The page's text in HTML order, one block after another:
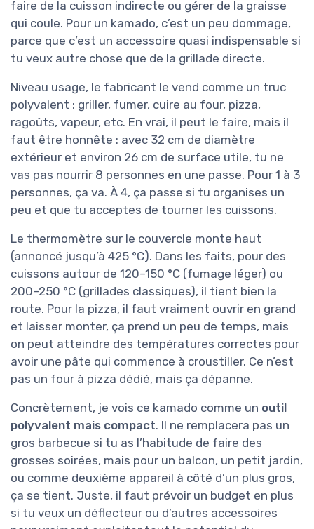
faire de la cuisson indirecte ou gérer de la graisse
qui coule. Pour un kamado, c’est un peu dommage,
parce que c’est un accessoire quasi indispensable si
tu veux autre chose que de la grillade directe.
Niveau usage, le fabricant le vend comme un truc
polyvalent : griller, fumer, cuire au four, pizza,
ragoûts, vapeur, etc. En vrai, il peut le faire, mais il
faut être honnête : avec 32 cm de diamètre
extérieur et environ 26 cm de surface utile, tu ne
vas pas nourrir 8 personnes en une passe. Pour 1 à 3
personnes, ça va. À 4, ça passe si tu organises un
peu et que tu acceptes de tourner les cuissons.
Le thermomètre sur le couvercle monte haut
(annoncé jusqu’à 425 °C). Dans les faits, pour des
cuissons autour de 120–150 °C (fumage léger) ou
200–250 °C (grillades classiques), il tient bien la
route. Pour la pizza, il faut vraiment ouvrir en grand
et laisser monter, ça prend un peu de temps, mais
on peut atteindre des températures correctes pour
avoir une pâte qui commence à croustiller. Ce n’est
pas un four à pizza dédié, mais ça dépanne.
Concrètement, je vois ce kamado comme un outil
polyvalent mais compact. Il ne remplacera pas un
gros barbecue si tu as l’habitude de faire des
grosses soirées, mais pour un balcon, un petit jardin,
ou comme deuxième appareil à côté d’un plus gros,
ça se tient. Juste, il faut prévoir un budget en plus
si tu veux un déflecteur ou d’autres accessoires